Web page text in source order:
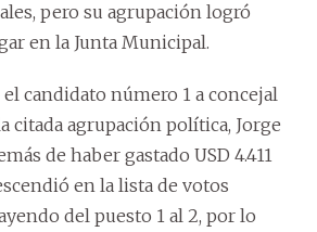
pero su agrupación logró
en la Junta Municipal.
candidato número 1 a concejal
citada agrupación política, Jorge
de haber gastado USD 4.411
en la lista de votos
del puesto 1 al 2, por lo